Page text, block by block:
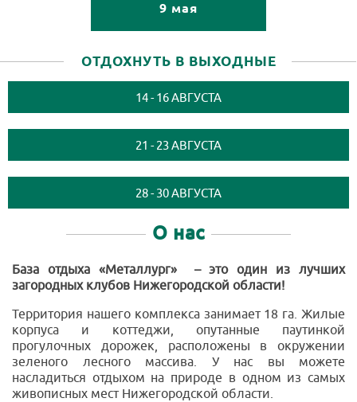
9 мая
ОТДОХНУТЬ В ВЫХОДНЫЕ
О нас
База отдыха «Металлург» – это один из лучших
загородных клубов Нижегородской области!
Территория нашего комплекса занимает 18 га. Жилые
корпуса и коттеджи, опутанные паутинкой
прогулочных дорожек, расположены в окружении
зеленого лесного массива. У нас вы можете
насладиться отдыхом на природе в одном из самых
живописных мест Нижегородской области.